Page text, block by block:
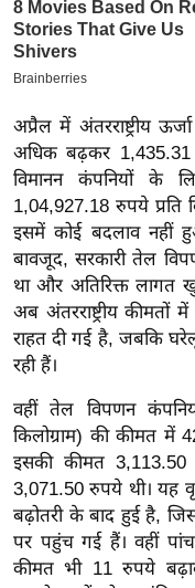
0
2
6
इ
म
ई
-
पे
प
र
मि
सा
ल
बे
मि
सा
ल
श
अप्रैल में अंतरराष्ट्रीय
अधिक बढ़कर 1,435.31
विमानन कंपनियों के
1,04,927.18 रुपये प्रति
इसमें कोई बदलाव नहीं
बावजूद, सरकारी तेल
था और अतिरिक्त लागत
अब अंतरराष्ट्रीय कीमतों
राहत दी गई है, जबकि
रही हैं।
वहीं तेल विपणन
किलोग्राम) की कीमत में
इसकी कीमत
3,071.50 रुपये थी। यह
बढ़ोतरी के बाद हुई है,
पर पहुंच गई हैं। वहीं पांच
कीमत भी 11 रुपये